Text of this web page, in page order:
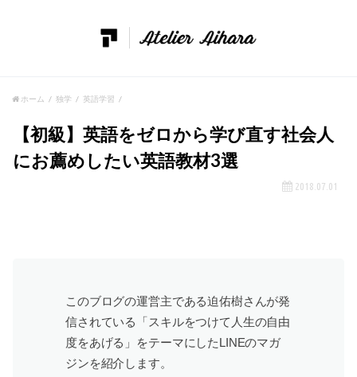
ホーム 独学 英語学習
【初級】英語をゼロから学び直す社会人
にお薦めしたい英語教材3選
2018.07.01
このブログの運営主である迫佑樹さんが発
信されている「スキルをつけて人生の自由
度をあげる」をテーマにしたLINEのマガ
ジンを紹介します。